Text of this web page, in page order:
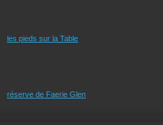
les pieds sur la Table
réserve de Faerie Glen